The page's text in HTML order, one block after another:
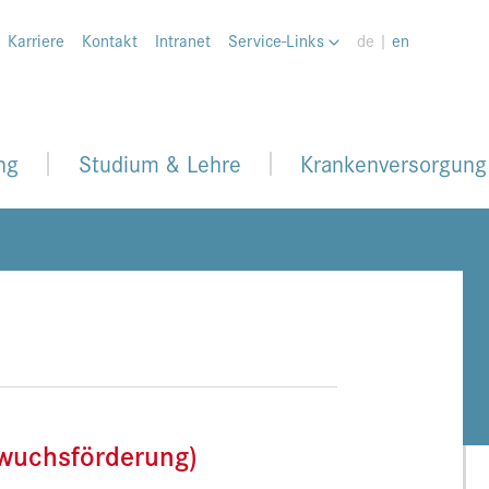
Karriere Kontakt Intranet Service-Links de | en
Studium & Lehre Krankenversorgung